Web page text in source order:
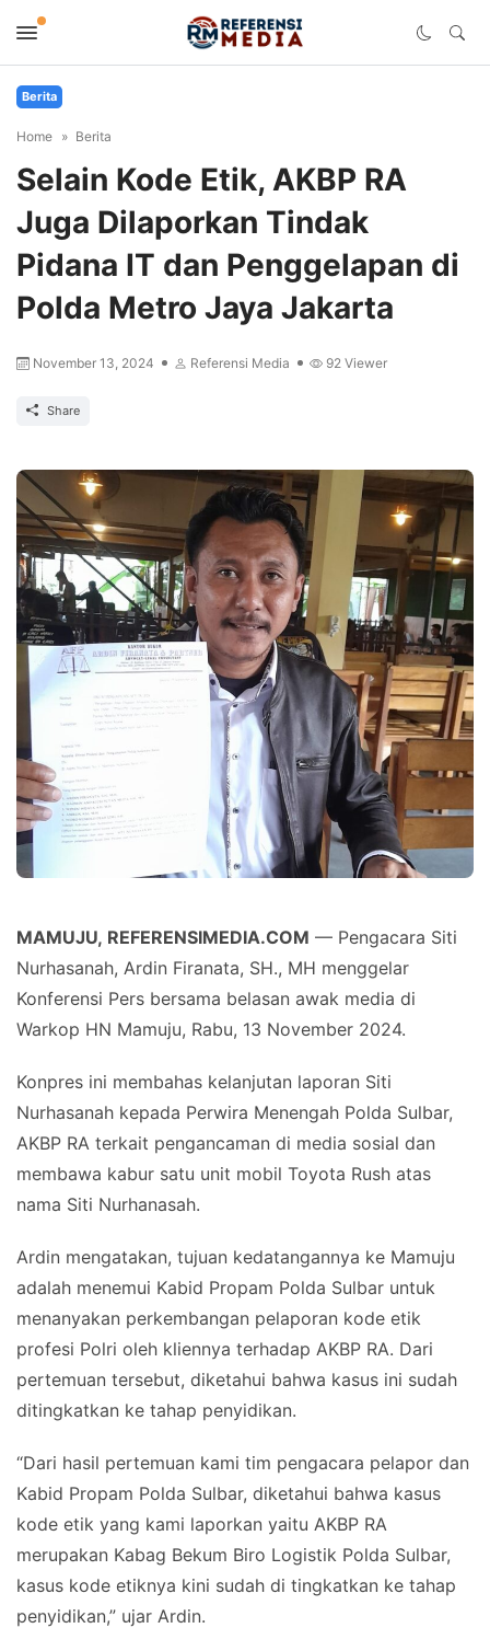
Berita
Home Berita
Selain Kode Etik, AKBP RA
Juga Dilaporkan Tindak
Pidana IT dan Penggelapan di
Polda Metro Jaya Jakarta
November 13, 2024 Referensi Media 92 Viewer
Share
MAMUJU, REFERENSIMEDIA.COM — Pengacara Siti
Nurhasanah, Ardin Firanata, SH., MH menggelar
Konferensi Pers bersama belasan awak media di
Warkop HN Mamuju, Rabu, 13 November 2024.
Konpres ini membahas kelanjutan laporan Siti
Nurhasanah kepada Perwira Menengah Polda Sulbar,
AKBP RA terkait pengancaman di media sosial dan
membawa kabur satu unit mobil Toyota Rush atas
nama Siti Nurhanasah.
Ardin mengatakan, tujuan kedatangannya ke Mamuju
adalah menemui Kabid Propam Polda Sulbar untuk
menanyakan perkembangan pelaporan kode etik
profesi Polri oleh kliennya terhadap AKBP RA. Dari
pertemuan tersebut, diketahui bahwa kasus ini sudah
ditingkatkan ke tahap penyidikan.
“Dari hasil pertemuan kami tim pengacara pelapor dan
Kabid Propam Polda Sulbar, diketahui bahwa kasus
kode etik yang kami laporkan yaitu AKBP RA
merupakan Kabag Bekum Biro Logistik Polda Sulbar,
kasus kode etiknya kini sudah di tingkatkan ke tahap
penyidikan,” ujar Ardin.